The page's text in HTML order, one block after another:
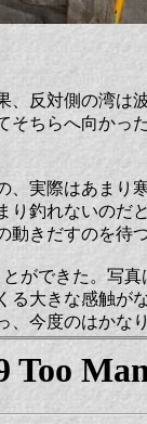
反対側の湾は
ちらへ向かっ
、実際はあまり
釣れないのだ
きだすのを待
ができた。写
る大きな感触が
今度のはかな